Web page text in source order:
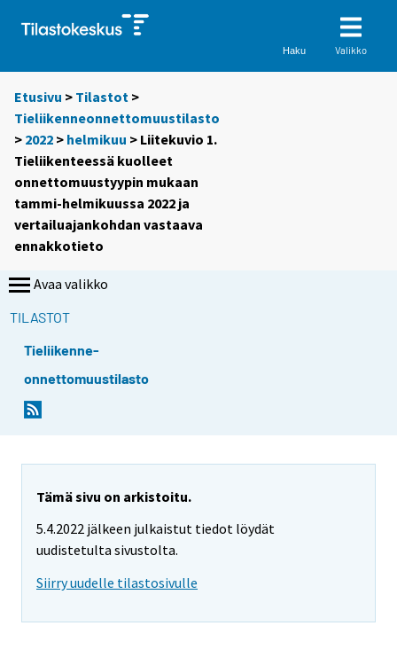
Haku Valikko
Etusivu > Tilastot >
Tieliikenneonnettomuustilasto
> 2022 > helmikuu > Liitekuvio 1.
Tieliikenteessä kuolleet
onnettomuustyypin mukaan
tammi-helmikuussa 2022 ja
vertailuajankohdan vastaava
ennakkotieto
Avaa valikko
TILASTOT
Tieliikenne-
onnettomuustilasto
Tämä sivu on arkistoitu.
5.4.2022 jälkeen julkaistut tiedot löydät
uudistetulta sivustolta.
Siirry uudelle tilastosivulle